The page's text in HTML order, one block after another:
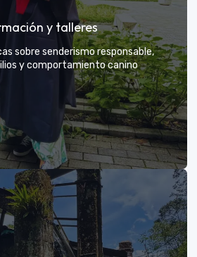
y nosotros nos encargamos de
aventura exclusiva
y talleres
sobre senderismo responsable,
y comportamiento canino
y talleres